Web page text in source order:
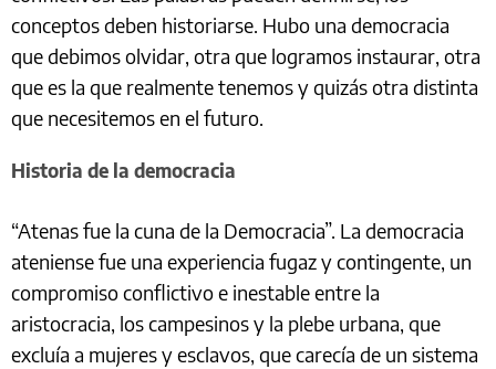
conceptos deben historiarse. Hubo una democracia
que debimos olvidar, otra que logramos instaurar, otra
que es la que realmente tenemos y quizás otra distinta
que necesitemos en el futuro.
Historia de la democracia
“Atenas fue la cuna de la Democracia”. La democracia
ateniense fue una experiencia fugaz y contingente, un
compromiso conflictivo e inestable entre la
aristocracia, los campesinos y la plebe urbana, que
excluía a mujeres y esclavos, que carecía de un sistema